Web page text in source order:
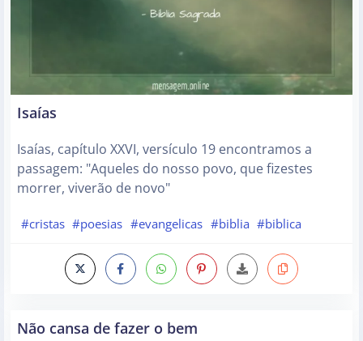
Isaías
Isaías, capítulo XXVI, versículo 19 encontramos a
passagem: "Aqueles do nosso povo, que fizestes
morrer, viverão de novo"
#cristas #poesias #evangelicas #biblia #biblica
Não cansa de fazer o bem